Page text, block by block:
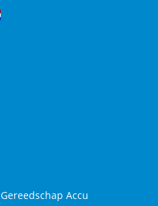
Gereedschap Accu